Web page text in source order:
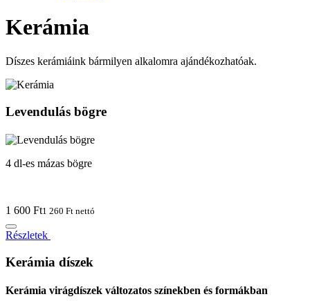
Kerámia
Díszes kerámiáink bármilyen alkalomra ajándékozhatóak.
Levendulás bögre
4 dl-es mázas bögre
1 600 Ft1 260 Ft nettó
Részletek
Kerámia díszek
Kerámia virágdíszek változatos színekben és formákban